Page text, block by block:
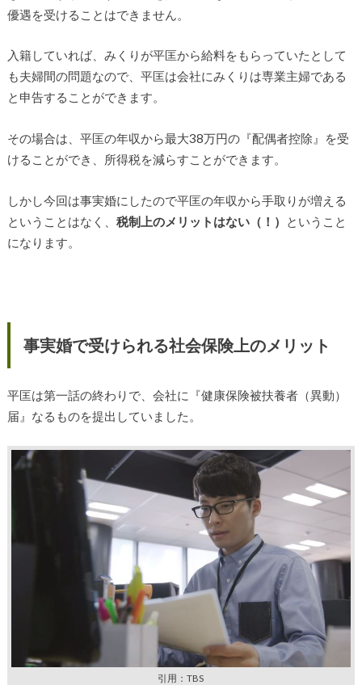
優遇を受けることはできません。
入籍していれば、みくりが平匡から給料をもらっていたとして
も夫婦間の問題なので、平匡は会社にみくりは専業主婦である
と申告することができます。
その場合は、平匡の年収から最大38万円の『配偶者控除』を受
けることができ、所得税を減らすことができます。
しかし今回は事実婚にしたので平匡の年収から手取りが増える
ということはなく、 税制上のメリットはない（！）
ということ
になります。
事実婚で受けられる社会保険上のメリット
平匡は第一話の終わりで、会社に『健康保険被扶養者（異動）
届』なるものを提出していました。
引用：TBS